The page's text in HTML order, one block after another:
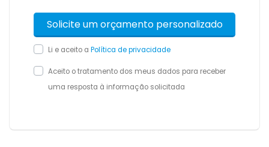
Li e aceito a Política de privacidade
Aceito o tratamento dos meus dados para receber
uma resposta à informação solicitada